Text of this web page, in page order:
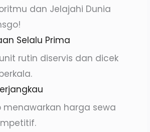
dan Jelajahi Dunia
Selalu Prima
rutin diservis dan dicek
menawarkan harga sewa